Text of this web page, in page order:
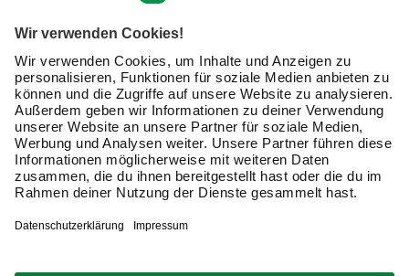
Ich möchte auf mich
(inklusive den Newsletter) von hagebau erhalten. Ich
bin mit der
Nutzung meiner personenbezogenen
Daten durch hagebau, die E-Mail-Werbung, die
Analyse meines E-Mail-Umgangs sowie die
Zusammenführung und Analyse meiner Kaufdaten,
Coupons und Kartenvorteile umfasst, einverstanden.
Mein Einverständnis kann ich jederzeit widerrufen.
Nach Bestätigung meines Einverständnisses erhalte